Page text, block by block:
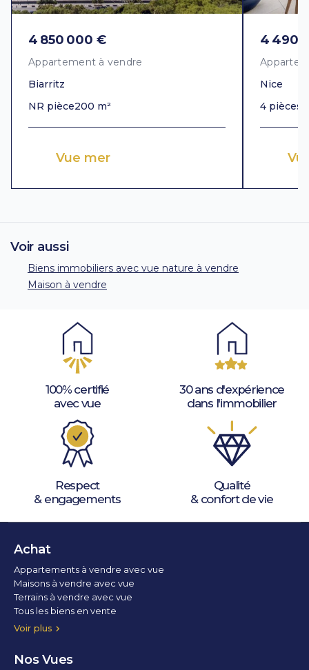
4 850 000 €
Appartement à vendre
Biarritz
NR pièce200 m²
Vue mer
4 490
Nice
4 pièces
Voir aussi
Biens immobiliers avec vue nature à vendre
Maison à vendre
100% certifié
avec vue
30 ans d'expérience
dans l'immobilier
Respect
& engagements
Qualité
& confort de vie
Achat
Voir plus
Appartements à vendre avec vue
Maisons à vendre avec vue
Terrains à vendre avec vue
Tous les biens en vente
Nos Vues